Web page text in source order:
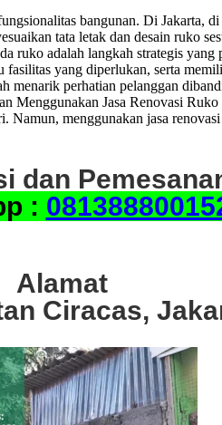
bangunan. Di Jakarta,
tata letak dan desain ruko
adalah langkah strategis
yang diperlukan, serta
perhatian pelanggan
Menggunakan Jasa Renovasi
menggunakan jasa
dan
:
Alamat
Ciracas,